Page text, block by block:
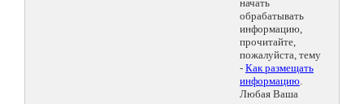
начать
обрабатывать
информацию,
прочитайте,
пожалуйста, тему
- Как размещать
информацию.
Любая Ваша